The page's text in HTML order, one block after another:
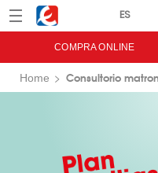
Menú Eroski
COMPRA ONLINE
Home Consultorio